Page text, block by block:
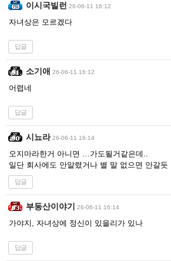
이시국빌런 26-06-11 16:12
자녀상은 모르겠다
답글
소기애 26-06-11 16:12
어렵네
답글
시뇨라 26-06-11 16:14
오지마라한거 아니면 …가도될거같은데..
일단 회사에도 안알렸거나 별 말 없으면 안갈듯
답글
부동산이야기 26-06-11 16:14
가야지, 자녀상에 정신이 있을리가 있나
답글